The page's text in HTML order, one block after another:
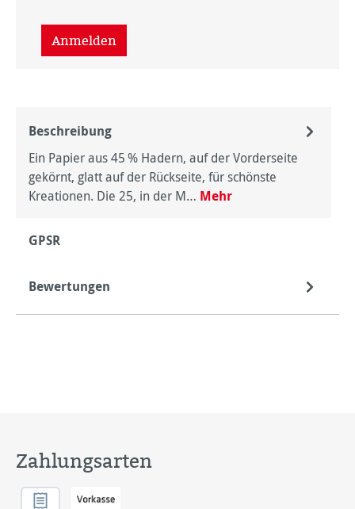
Anmelden
Beschreibung
Ein Papier aus 45 % Hadern, auf der Vorderseite
gekörnt, glatt auf der Rückseite, für ­schönste
Kreationen. Die 25, in der M… Mehr
GPSR
Bewertungen
Zahlungsarten